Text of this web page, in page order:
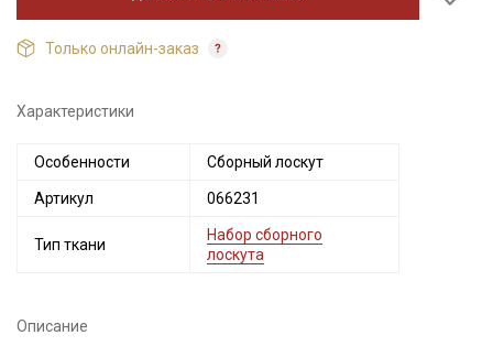
Только онлайн-заказ
Характеристики
Особенности Сборный лоскут
Артикул 066231
Тип ткани
Набор сборного
лоскута
Описание
Мы публикуем здесь дополнительные
промокоды и скидки до 30% на узкие
категории тканей